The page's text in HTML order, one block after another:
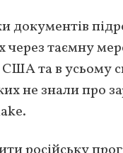
документів
через таємну
та в усьому
не знали про